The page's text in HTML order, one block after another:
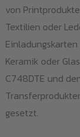
von
Textilien oder
Keramik oder
C748DTE und
gesetzt.